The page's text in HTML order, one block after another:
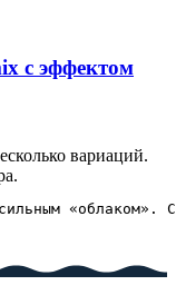
с эффектом
вариаций.